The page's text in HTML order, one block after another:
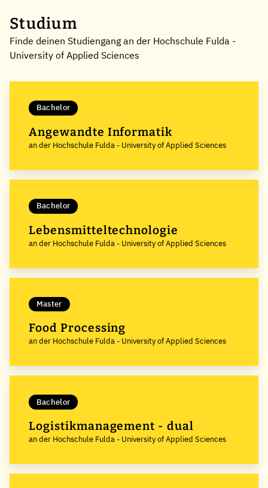
Studium
Finde deinen Studiengang an der Hochschule Fulda -
University of Applied Sciences
Bachelor
Angewandte Informatik
an der Hochschule Fulda - University of Applied Sciences
Bachelor
Lebensmitteltechnologie
an der Hochschule Fulda - University of Applied Sciences
Master
Food Processing
an der Hochschule Fulda - University of Applied Sciences
Bachelor
Logistikmanagement - dual
an der Hochschule Fulda - University of Applied Sciences